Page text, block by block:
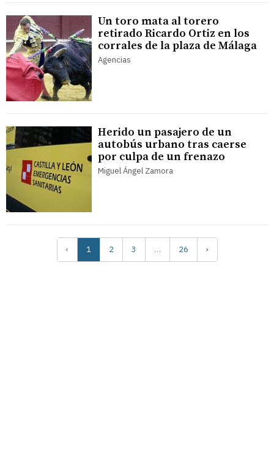
Un toro mata al torero
retirado Ricardo Ortiz en los
corrales de la plaza de Málaga
Agencias
Herido un pasajero de un
autobús urbano tras caerse
por culpa de un frenazo
Miguel Ángel Zamora
‹ 1 2 3 … 26 ›